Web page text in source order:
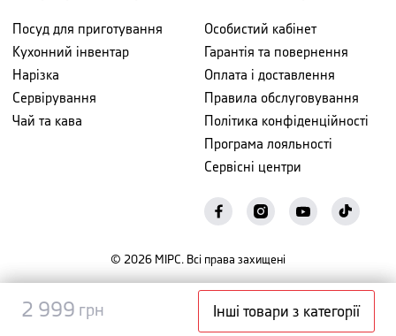
2 999 грн
про наявність
2 999 грн Інші товари з категорії
Посуд для приготування
Кухонний інвентар
Нарізка
Сервірування
Чай та кава
Особистий кабінет
Гарантія та повернення
Оплата і доставлення
Правила обслуговування
Політика конфіденційності
Програма лояльності
Сервісні центри
© 2026 МІРС. Всі права захищені